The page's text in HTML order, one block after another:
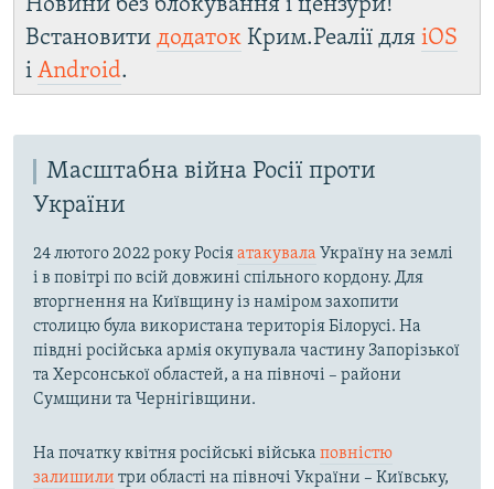
Новини без блокування і цензури!
Встановити додаток Крим.Реалії для iOS
і Android.
Масштабна війна Росії проти
України
24 лютого 2022 року Росіяатакувала Україну на землі
і в повітрі по всій довжині спільного кордону. Для
вторгнення на Київщину із наміром захопити
столицю була використана територія Білорусі. На
півдні російська армія окупувала частину Запорізької
та Херсонської областей, а на півночі – райони
Сумщини та Чернігівщини.
На початку квітня російські війська повністю
залишили три області на півночі України – Київську,